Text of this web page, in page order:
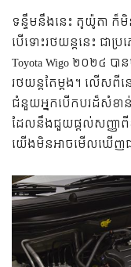
ទន្ទឹមនឹងនេះ តូយ៉ូតា ក៏មិ
បើទោះរថយន្តនេះ ជា
Toyota Wigo ២០២៤ ប
រថយន្តតែម្តង។ លើសពី
ជំនួយអ្នកបើកបរដ៏សំខាន់
ដែលនឹងជួយផ្តល់សញ្ញាពី
យើងមិនអាចមើលឃើញជ